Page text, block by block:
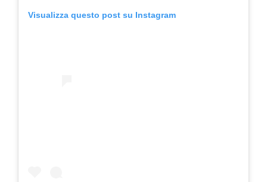
Visualizza questo post su Instagram